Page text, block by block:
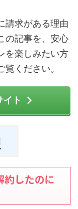
請求がある理由
の記事を、安心
を楽しみたい方
ください。
イト
約したのに